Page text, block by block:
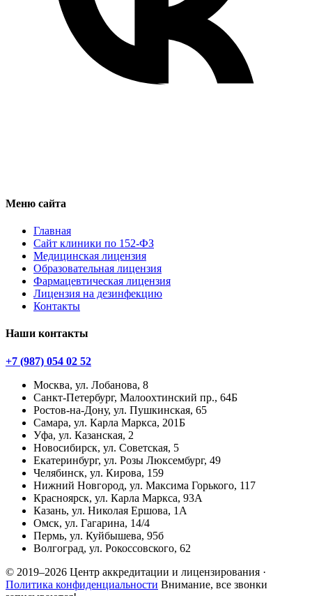
Меню сайта
Главная
Сайт клиники по 152-ФЗ
Медицинская лицензия
Образовательная лицензия
Фармацевтическая лицензия
Лицензия на дезинфекцию
Контакты
Наши контакты
+7 (987) 054 02 52
Москва, ул. Лобанова, 8
Санкт-Петербург, Малоохтинский пр., 64Б
Ростов-на-Дону, ул. Пушкинская, 65
Самара, ул. Карла Маркса, 201Б
Уфа, ул. Казанская, 2
Новосибирск, ул. Советская, 5
Екатеринбург, ул. Розы Люксембург, 49
Челябинск, ул. Кирова, 159
Нижний Новгород, ул. Максима Горького, 117
Красноярск, ул. Карла Маркса, 93А
Казань, ул. Николая Ершова, 1А
Омск, ул. Гагарина, 14/4
Пермь, ул. Куйбышева, 95б
Волгоград, ул. Рокоссовского, 62
© 2019–2026 Центр аккредитации и лицензирования ·
Политика конфиденциальности Внимание, все звонки